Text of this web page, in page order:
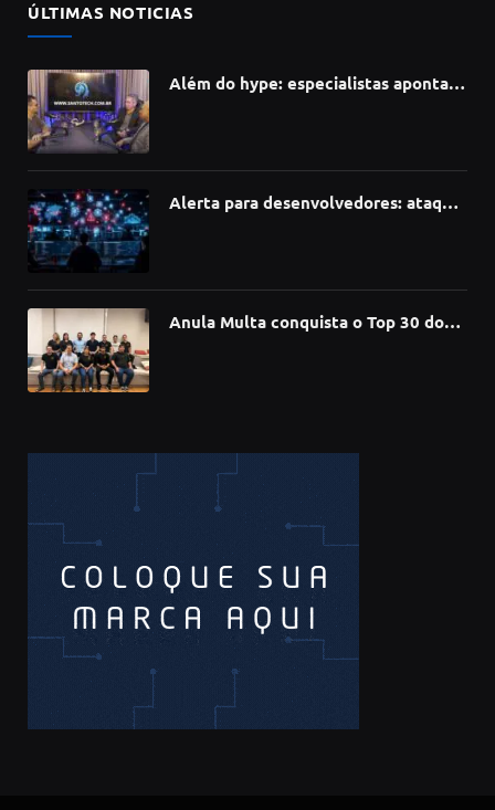
ÚLTIMAS NOTICIAS
Além do hype: especialistas apontam
Alerta para desenvolvedores: ataque
Anula Multa conquista o Top 30 do